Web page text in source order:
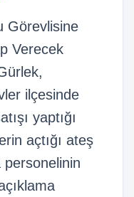
Görevlisine
Verecek
ilçesinde
yaptığı
açtığı ateş